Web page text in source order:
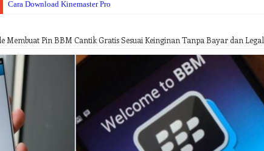
Cara Download Kinemaster Pro
Dapatkan Simontox App 2020 Latest Version Tanpa Iklan
Membuat Pin BBM Cantik Gratis Sesuai Keinginan Tanpa Bayar dan Legal